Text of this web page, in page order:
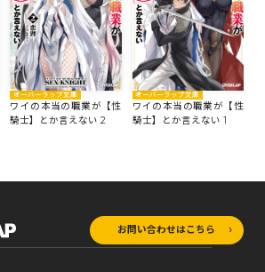
オーバーラップ文庫
ワイの本当の職業が【性
騎士】とか言えない 2
オーバーラップ文庫
ワイの本当の職業が【性
騎士】とか言えない 1
お問い合わせはこちら